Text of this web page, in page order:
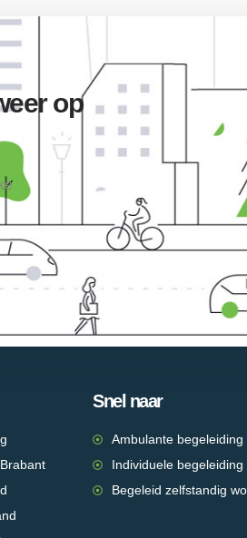
op
Snel naar
Ambulante begeleiding
Individuele begeleiding
Begeleid zelfstandig